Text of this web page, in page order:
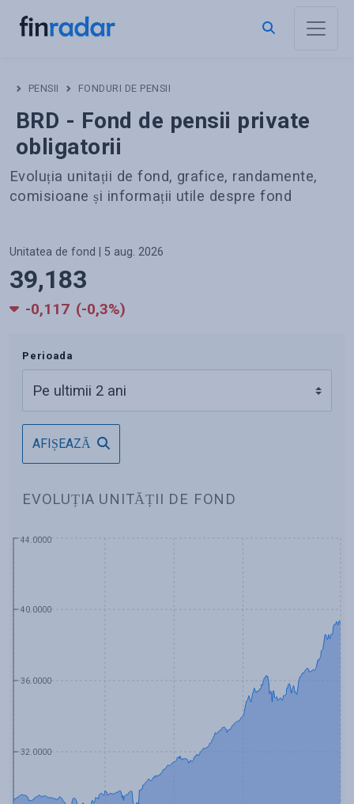
PENSII FONDURI DE PENSII
BRD - Fond de pensii private
obligatorii
Evoluția unitații de fond, grafice, randamente,
comisioane și informații utile despre fond
Unitatea de fond | 5 aug. 2026
39,183
-0,117 (-0,3%)
Perioada
AFIȘEAZĂ
EVOLUȚIA UNITĂȚII DE FOND
32.0000
36.0000
40.0000
44.0000